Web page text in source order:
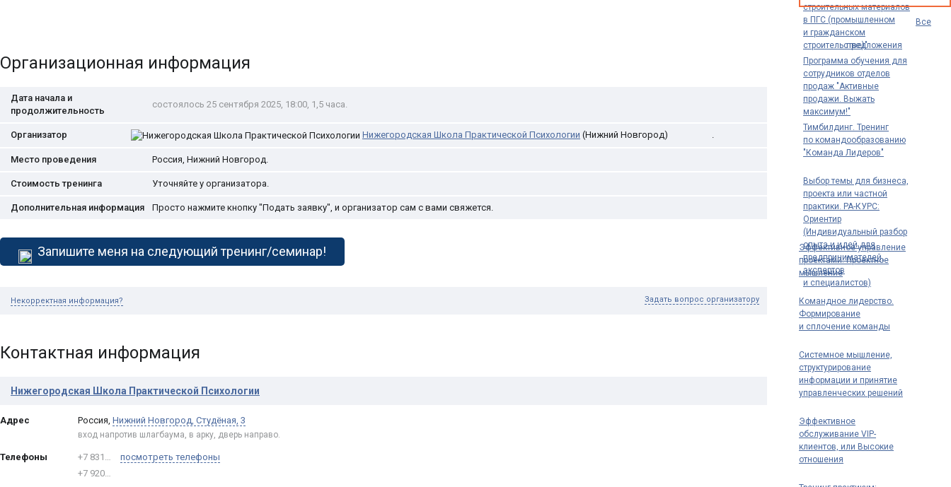
строительных материалов
в ПГС (промышленном
и гражданском
строительстве)"
Программа обучения для
сотрудников отделов
продаж "Активные
продажи. Выжать
максимум!"
Тимбилдинг. Тренинг
по командообразованию
"Команда Лидеров"
Выбор темы для бизнеса,
проекта или частной
практики. РА-КУРС:
Ориентир
(Индивидуальный разбор
опыта и идей для
предпринимателей,
экспертов
и специалистов)
Эффективное управление
проектами. Проектное
мышление
Командное лидерство.
Формирование
и сплочение команды
Системное мышление,
структурирование
информации и принятие
управленческих решений
Эффективное
обслуживание VIP-
клиентов, или Высокие
отношения
Все
предложения
Организационная информация
Дата начала и
продолжительность
состоялось 25 сентября 2025, 18:00, 1,5 часа.
Организатор Нижегородская Школа Практической Психологии (Нижний Новгород) .
Место проведения Россия, Нижний Новгород.
Стоимость тренинга Уточняйте у организатора.
Дополнительная информация Просто нажмите кнопку "Подать заявку", и организатор сам с вами свяжется.
Запишите меня на следующий тренинг/семинар!
Некорректная информация? Задать вопрос организатору
Контактная информация
Нижегородская Школа Практической Психологии
Адрес Россия, Нижний Новгород, Студёная, 3
вход напротив шлагбаума, в арку, дверь направо.
Телефоны
+7 831…
+7 920…
посмотреть телефоны